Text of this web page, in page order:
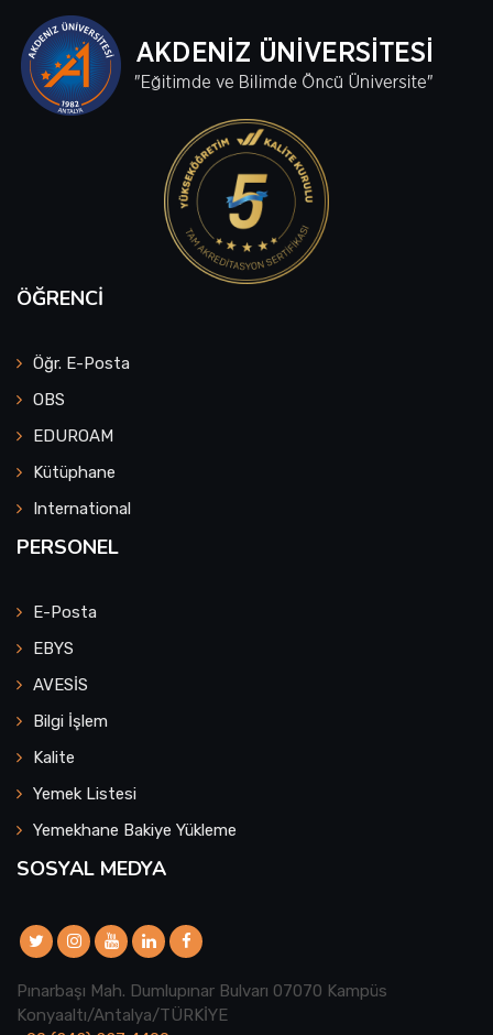
ÖĞRENCI
Öğr. E-Posta
OBS
EDUROAM
Kütüphane
International
PERSONEL
E-Posta
EBYS
AVESİS
Bilgi İşlem
Kalite
Yemek Listesi
Yemekhane Bakiye Yükleme
SOSYAL MEDYA
Pınarbaşı Mah. Dumlupınar Bulvarı 07070 Kampüs
Konyaaltı/Antalya/TÜRKİYE